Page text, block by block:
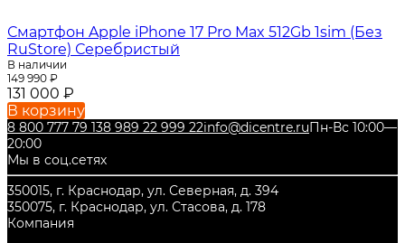
Смартфон Apple iPhone 17 Pro Max 512Gb 1sim (Без
RuStore) Серебристый
В наличии
149 990 ₽
131 000 ₽
В корзину
8 800 777 79 138 989 22 999 22info@dicentre.ruПн-Вс 10:00—
20:00
Мы в соц.сетях
350015, г. Краснодар, ул. Северная, д. 394
350075, г. Краснодар, ул. Стасова, д. 178
Компания